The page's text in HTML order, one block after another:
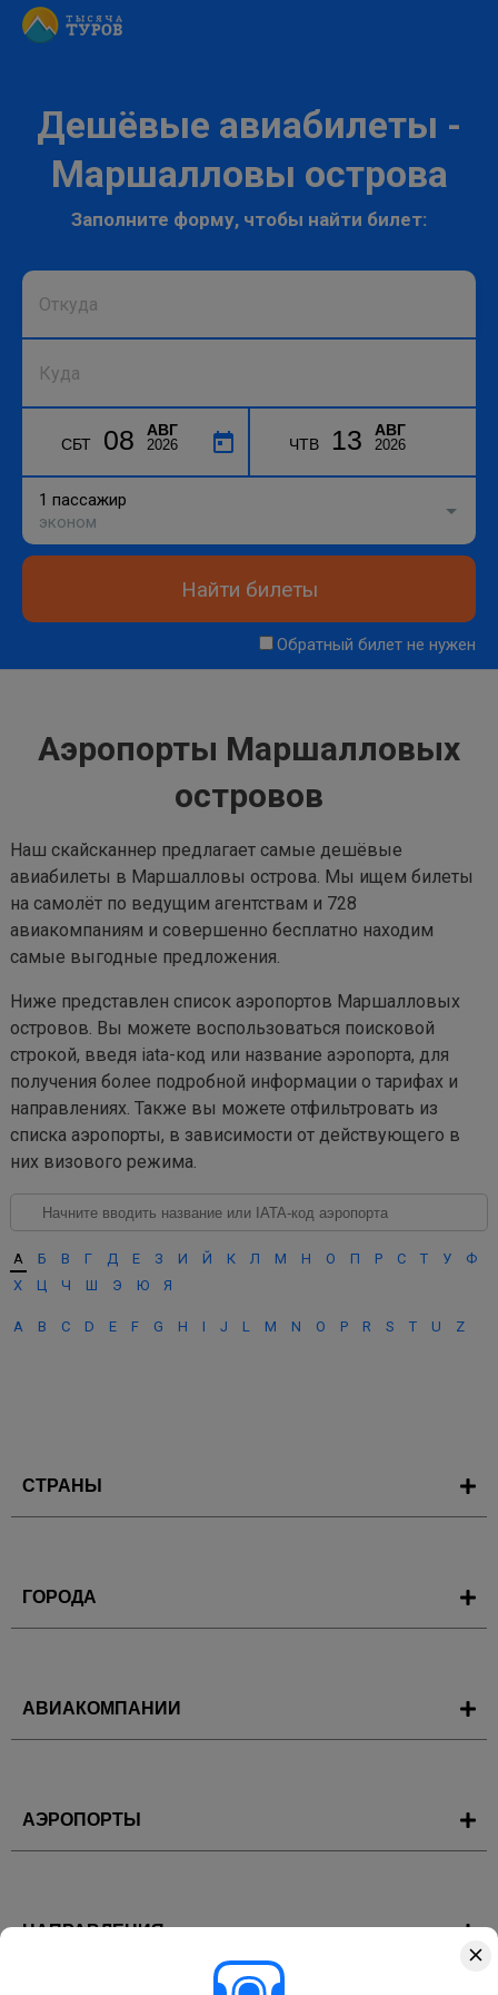
Дешёвые авиабилеты -
Маршалловы острова
Заполните форму, чтобы найти билет:
СБТ 08 АВГ
2026 ЧТВ 13 АВГ
2026
1 пассажир
эконом
Найти билеты
Обратный билет не нужен
Аэропорты Маршалловых
островов
Наш скайсканнер предлагает самые дешёвые
авиабилеты в Маршалловы острова. Мы ищем билеты
на самолёт по ведущим агентствам и 728
авиакомпаниям и совершенно бесплатно находим
самые выгодные предложения.
Ниже представлен список аэропортов Маршалловых
островов. Вы можете воспользоваться поисковой
строкой, введя iata-код или название аэропорта, для
получения более подробной информации о тарифах и
направлениях. Также вы можете отфильтровать из
списка аэропорты, в зависимости от действующего в
них визового режима.
А Б В Г Д Е З И Й К Л М Н О П Р С Т У
Ф
Х
Ц Ч Ш Э Ю Я
A B C D E F G H I J L M N O P R S T U Z
СТРАНЫ
ГОРОДА
АВИАКОМПАНИИ
АЭРОПОРТЫ
НАПРАВЛЕНИЯ